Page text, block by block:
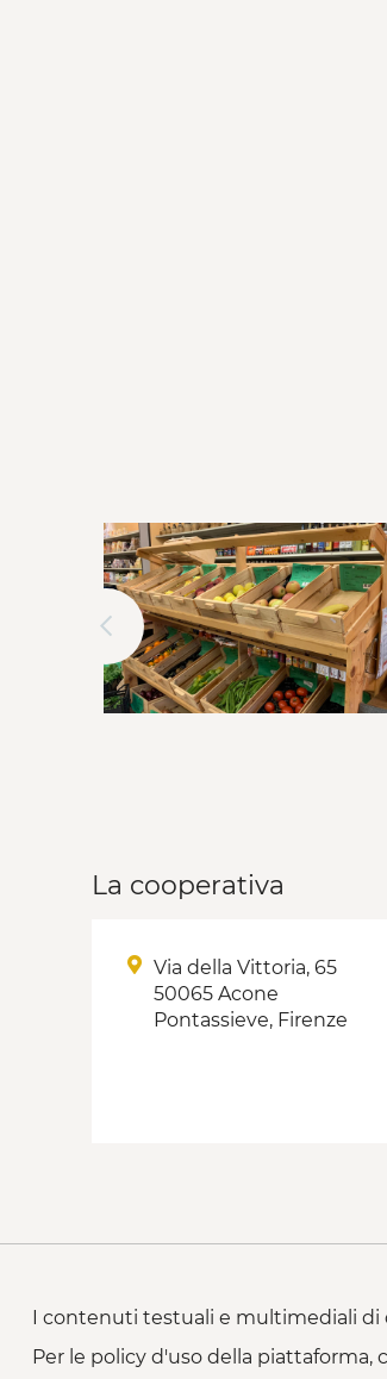
La cooperativa
Via della Vittoria, 65
50065 Acone
Pontassieve, Firenze
I contenuti testuali e multimediali di
Per le policy d'uso della piattaforma,